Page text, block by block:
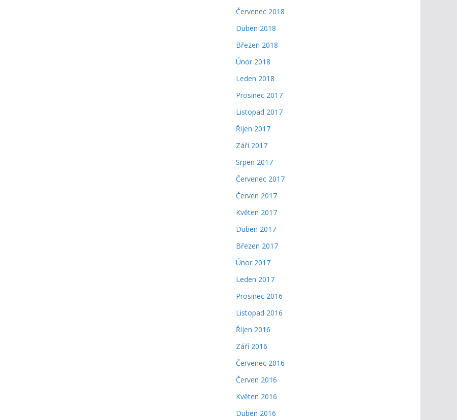
Červenec 2018
Duben 2018
Březen 2018
Únor 2018
Leden 2018
Prosinec 2017
Listopad 2017
Říjen 2017
Září 2017
Srpen 2017
Červenec 2017
Červen 2017
Květen 2017
Duben 2017
Březen 2017
Únor 2017
Leden 2017
Prosinec 2016
Listopad 2016
Říjen 2016
Září 2016
Červenec 2016
Červen 2016
Květen 2016
Duben 2016